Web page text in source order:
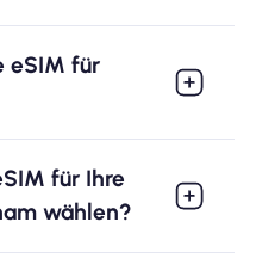
eSIM für
für Ihre
wählen?